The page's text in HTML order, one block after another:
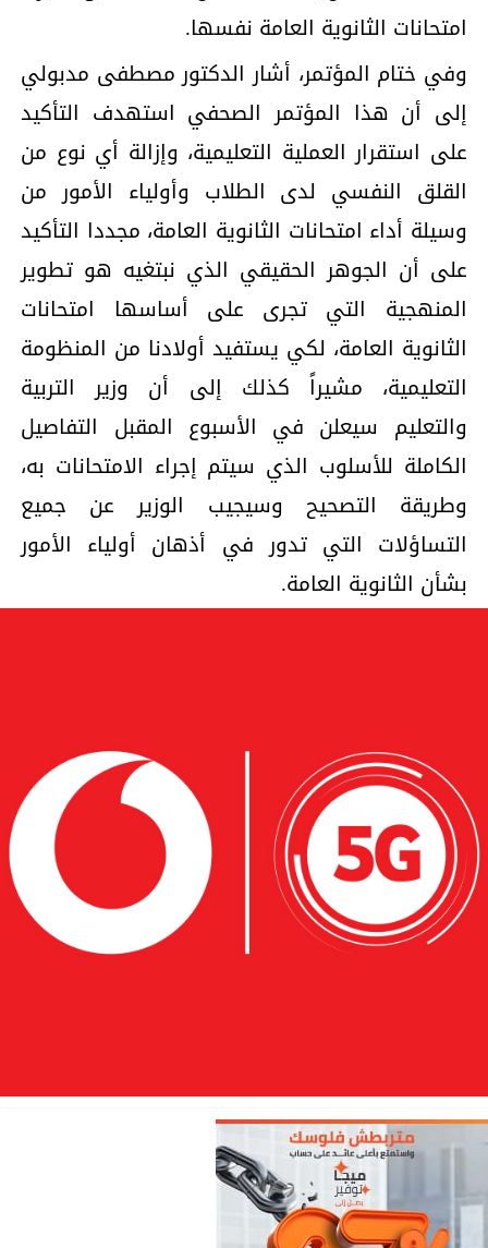
امتحانات الثانوية العامة نفسها.
وفي ختام المؤتمر، أشار الدكتور مصطفى مدبولي
إلى أن هذا المؤتمر الصحفي استهدف التأكيد
على استقرار العملية التعليمية، وإزالة أي نوع من
القلق النفسي لدى الطلاب وأولياء الأمور من
وسيلة أداء امتحانات الثانوية العامة، مجددا التأكيد
على أن الجوهر الحقيقي الذي نبتغيه هو تطوير
المنهجية التي تجرى على أساسها امتحانات
الثانوية العامة، لكي يستفيد أولادنا من المنظومة
التعليمية، مشيراً كذلك إلى أن وزير التربية
والتعليم سيعلن في الأسبوع المقبل التفاصيل
الكاملة للأسلوب الذي سيتم إجراء الامتحانات به،
وطريقة التصحيح وسيجيب الوزير عن جميع
التساؤلات التي تدور في أذهان أولياء الأمور
بشأن الثانوية العامة.